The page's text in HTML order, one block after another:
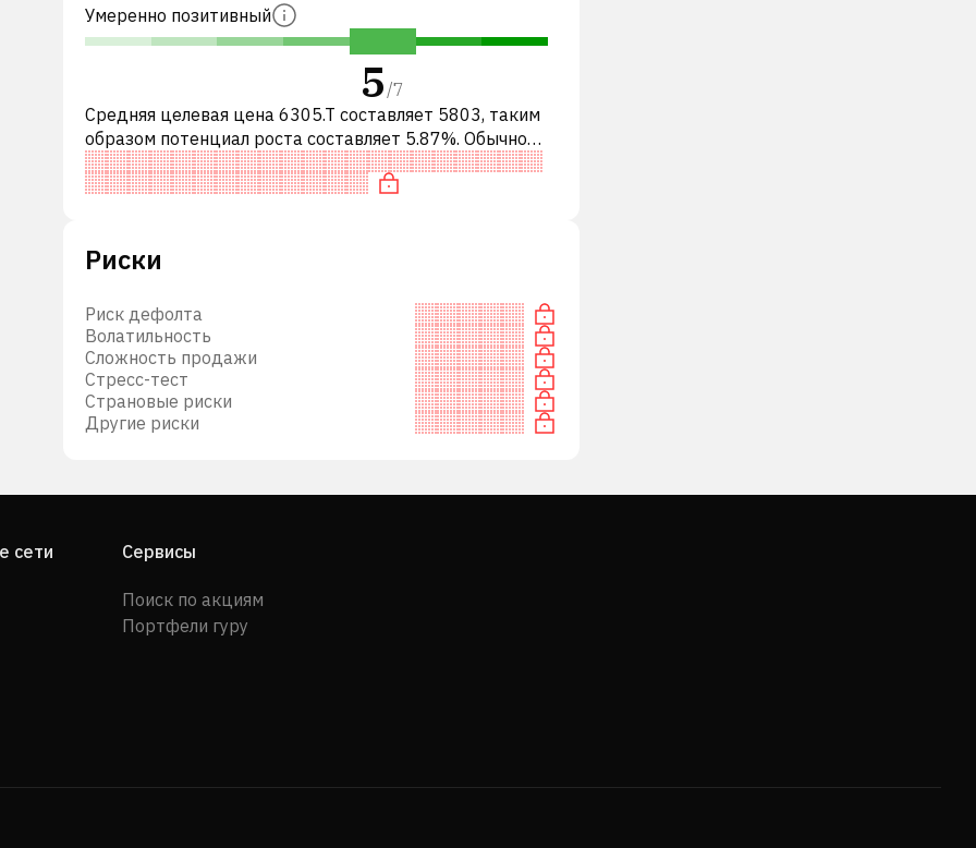
Умеренно позитивный
5/7
Средняя целевая цена 6305.T составляет 5803, таким
образом потенциал роста составляет 5.87%. Обычно
это означает рекомендацию «ДЕРЖАТЬ» среди
инвестиционных компаний. Эта
Риски
Риск дефолта
Волатильность
Сложность продажи
Стресс-тест
Страновые риски
Другие риски
сети Сервисы
Поиск по акциям
Портфели гуру